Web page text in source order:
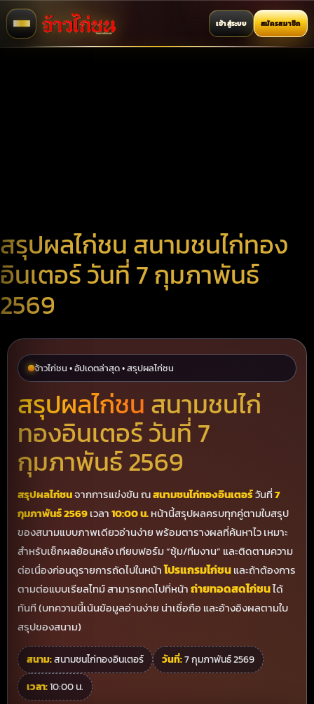
เข้าสู่ระบบ สมัครสมาชิก
สรุปผลไก่ชน สนามชนไก่ทอง
อินเตอร์ วันที่ 7 กุมภาพันธ์
2569
จ้าวไก่ชน • อัปเดตล่าสุด • สรุปผลไก่ชน
สรุปผลไก่ชน สนามชนไก่
ทองอินเตอร์ วันที่ 7
กุมภาพันธ์ 2569
สรุปผลไก่ชนจากการแข่งขัน ณสนามชนไก่ทองอินเตอร์วันที่7
กุมภาพันธ์ 2569เวลา10:00 น.หน้านี้สรุปผลครบทุกคู่ตามใบสรุป
ของสนามแบบภาพเดียวอ่านง่าย พร้อมตารางผลที่ค้นหาไว เหมาะ
สำหรับเช็กผลย้อนหลัง เทียบฟอร์ม “ซุ้ม/ทีมงาน” และติดตามความ
ต่อเนื่องก่อนดูรายการถัดไปในหน้าโปรแกรมไก่ชนและถ้าต้องการ
ตามต่อแบบเรียลไทม์ สามารถกดไปที่หน้าถ่ายทอดสดไก่ชนได้
ทันที (บทความนี้เน้นข้อมูลอ่านง่าย น่าเชื่อถือ และอ้างอิงผลตามใบ
สรุปของสนาม)
สนาม:สนามชนไก่ทองอินเตอร์ วันที่:7 กุมภาพันธ์ 2569
เวลา:10:00 น.